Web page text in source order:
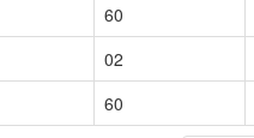
60
02
60